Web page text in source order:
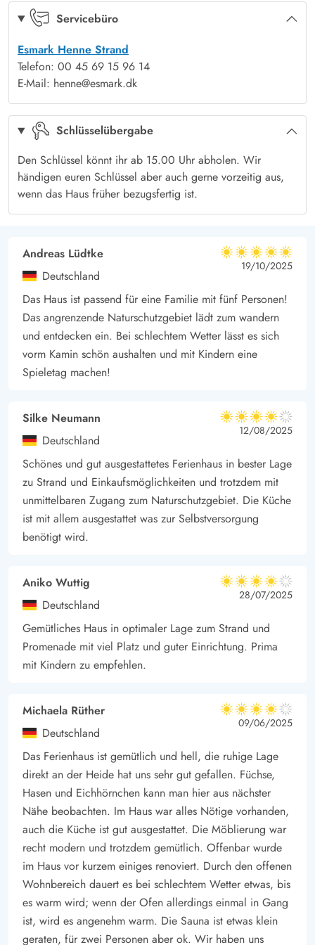
Servicebüro
Esmark Henne Strand
Telefon: 00 45 69 15 96 14
E-Mail: henne@esmark.dk
Schlüsselübergabe
Den Schlüssel könnt ihr ab 15.00 Uhr abholen. Wir
händigen euren Schlüssel aber auch gerne vorzeitig aus,
wenn das Haus früher bezugsfertig ist.
Andreas Lüdtke
Deutschland
5 von 5
5 von 5
5 out of 5
19/10/2025
Das Haus ist passend für eine Familie mit fünf Personen!
Das angrenzende Naturschutzgebiet lädt zum wandern
und entdecken ein. Bei schlechtem Wetter lässt es sich
vorm Kamin schön aushalten und mit Kindern eine
Spieletag machen!
Silke Neumann
Deutschland
4 von 5
4 von 5
4 out of 5
12/08/2025
Schönes und gut ausgestattetes Ferienhaus in bester Lage
zu Strand und Einkaufsmöglichkeiten und trotzdem mit
unmittelbaren Zugang zum Naturschutzgebiet. Die Küche
ist mit allem ausgestattet was zur Selbstversorgung
benötigt wird.
Aniko Wuttig
Deutschland
4 von 5
4 von 5
4 out of 5
28/07/2025
Gemütliches Haus in optimaler Lage zum Strand und
Promenade mit viel Platz und guter Einrichtung. Prima
mit Kindern zu empfehlen.
Michaela Rüther
Deutschland
4 von 5
4 von 5
4 out of 5
09/06/2025
Das Ferienhaus ist gemütlich und hell, die ruhige Lage
direkt an der Heide hat uns sehr gut gefallen. Füchse,
Hasen und Eichhörnchen kann man hier aus nächster
Nähe beobachten. Im Haus war alles Nötige vorhanden,
auch die Küche ist gut ausgestattet. Die Möblierung war
recht modern und trotzdem gemütlich. Offenbar wurde
im Haus vor kurzem einiges renoviert. Durch den offenen
Wohnbereich dauert es bei schlechtem Wetter etwas, bis
es warm wird; wenn der Ofen allerdings einmal in Gang
ist, wird es angenehm warm. Die Sauna ist etwas klein
geraten, für zwei Personen aber ok. Wir haben uns